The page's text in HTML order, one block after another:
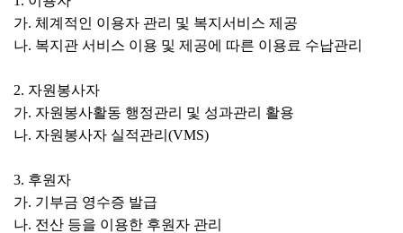
가. 체계적인 이용자 관리 및 복지서비스 제공
나. 복지관 서비스 이용 및 제공에 따른 이용료 수납관리
2. 자원봉사자
가. 자원봉사활동 행정관리 및 성과관리 활용
나. 자원봉사자 실적관리(VMS)
3. 후원자
가. 기부금 영수증 발급
나. 전산 등을 이용한 후원자 관리